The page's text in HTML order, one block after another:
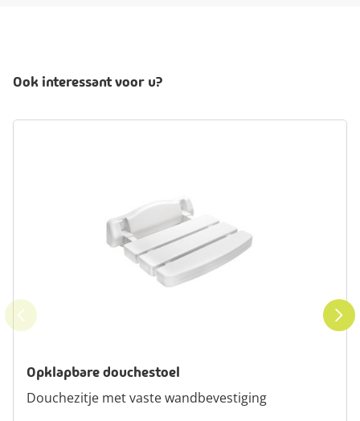
Ook interessant voor u?
Opklapbare douchestoel
Douchezitje met vaste wandbevestiging